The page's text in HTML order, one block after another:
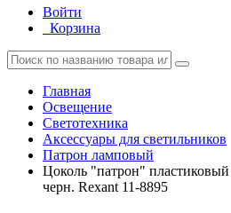
Войти
Корзина
Главная
Освещение
Светотехника
Аксессуары для светильников
Патрон ламповый
Цоколь "патрон"
черн. Rexant 11-8895